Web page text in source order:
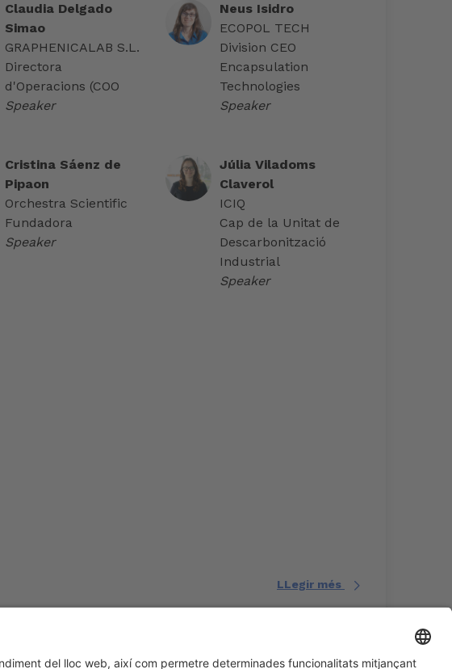
Claudia Delgado
Simao
GRAPHENICALAB S.L.
Directora
d'Operacions (COO
Speaker
Neus Isidro
ECOPOL TECH
Division CEO
Encapsulation
Technologies
Speaker
Cristina Sáenz de
Pipaon
Orchestra Scientific
Fundadora
Speaker
Júlia Viladoms
Claverol
ICIQ
Cap de la Unitat de
Descarbonització
Industrial
Speaker
LLegir més